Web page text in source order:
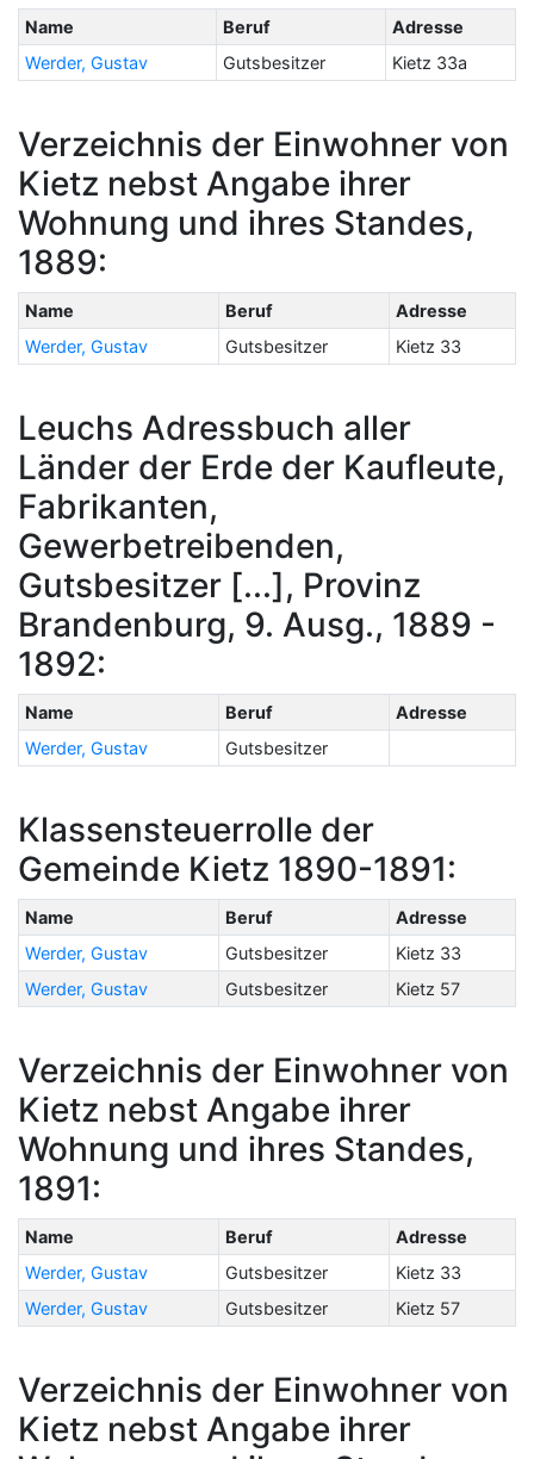
Name Beruf
Adresse
Werder, Gustav
Gutsbesitzer Kietz 33a
Verzeichnis der Einwohner von
Kietz nebst Angabe ihrer
Wohnung und ihres Standes,
1889:
Name Beruf
Adresse
Werder, Gustav
Gutsbesitzer Kietz 33
Leuchs Adressbuch aller
Länder der Erde der Kaufleute,
Fabrikanten,
Gewerbetreibenden,
Gutsbesitzer [...], Provinz
Brandenburg, 9. Ausg., 1889 -
1892:
Name Beruf
Adresse
Werder, Gustav
Gutsbesitzer
Klassensteuerrolle der
Gemeinde Kietz 1890-1891:
Name Beruf
Adresse
Werder, Gustav
Gutsbesitzer
Kietz 33
Werder, Gustav
Gutsbesitzer Kietz 57
Verzeichnis der Einwohner von
Kietz nebst Angabe ihrer
Wohnung und ihres Standes,
1891:
Name Beruf
Adresse
Werder, Gustav
Gutsbesitzer
Kietz 33
Werder, Gustav
Gutsbesitzer Kietz 57
Verzeichnis der Einwohner von
Kietz nebst Angabe ihrer